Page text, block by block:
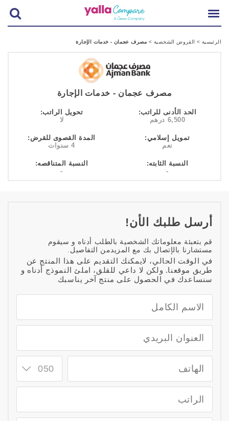
الرئيسية > القروض الشخصية > مصرف عجمان - خدمات الإجارة
مصرف عجمان - خدمات الإجارة
الحد الأدنى للراتب:
6,500 درهم
تحويل الراتب:
لا
تمويل إسلامي:
نعم
المدة القصوى للقرض:
4 سنوات
النسبة الثابته:
-
النسبة المتناقصه:
-
أرسل طلبك الأن!
قم بتعبئة معلوماتك الشخصية بالطلب أدناه و سيقوم
مستشارنا بالإتصال بك مع المزيدمن التفاصيل.
في الوقت الحالي، لايمكنك التقديم على هذا المنتج عن
طريق موقعنا. ولكن لا داعي للقلق، املئ النموذج أدناه و
سنساعدك في الحصول على منتج آخر يناسبك
050